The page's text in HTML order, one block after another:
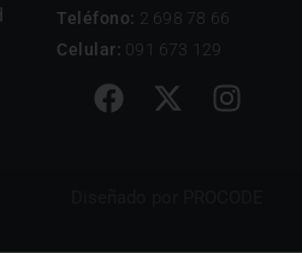
Teléfono: 2 698 78 66
Celular: 091 673 129